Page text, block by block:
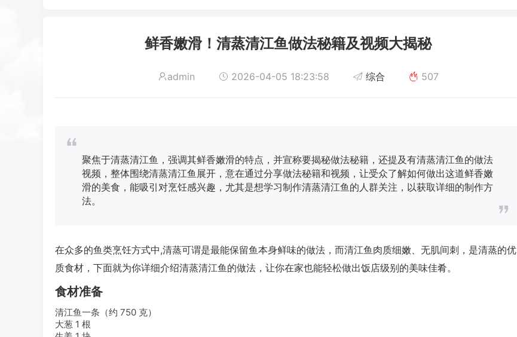
鲜香嫩滑！清蒸清江鱼做法秘籍及视频大揭秘
admin 2026-04-05 18:23:58 综合 507
聚焦于清蒸清江鱼，强调其鲜香嫩滑的特点，并宣称要揭秘做法秘籍，还提及有清蒸清江鱼的做法
视频，整体围绕清蒸清江鱼展开，意在通过分享做法秘籍和视频，让受众了解如何做出这道鲜香嫩
滑的美食，能吸引对烹饪感兴趣，尤其是想学习制作清蒸清江鱼的人群关注，以获取详细的制作方
法。
在众多的鱼类烹饪方式中,清蒸可谓是最能保留鱼本身鲜味的做法，而清江鱼肉质细嫩、无肌间刺，是清蒸的优
质食材，下面就为你详细介绍清蒸清江鱼的做法，让你在家也能轻松做出饭店级别的美味佳肴。
食材准备
清江鱼一条（约 750 克）
大葱 1 根